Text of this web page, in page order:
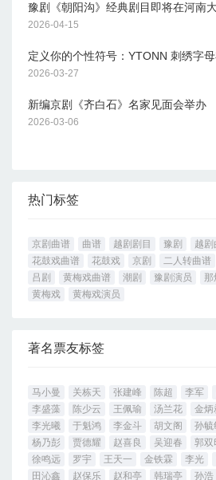
豫剧《朝阳沟》经典剧目即将在河南
2026-04-15
定义你的个性符号：YTONN 刺绣字
2026-03-27
新编京剧《齐白石》名家见面会举办
2026-03-06
热门标签
京剧曲谱 曲谱 越剧剧目 豫剧 越剧
花鼓戏曲谱
花鼓戏 京剧 二人转曲谱
吕剧
黄梅戏曲谱 潮剧 豫剧演员 那
黄梅戏
黄梅戏演员
著名票友标签
马小曼 关栋天 张建峰 陈超 李军
李盛藻
陈少云 王佩瑜 汤兰花 金炳
李光曦
于魁鸿 李金斗 胡文阁 孙毓
杨乃彭
贾德耀 赵喜良 吴迎春 郭双
徐鸣远
罗宇 王天一 金铁霖 李光
田沁鑫
赵保乐 赵和亭 韩瑞亭 孙浩